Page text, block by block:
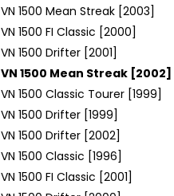
VN 1500 Mean Streak [2003]
VN 1500 FI Classic [2000]
VN 1500 Drifter [2001]
VN 1500 Mean Streak [2002]
VN 1500 Classic Tourer [1999]
VN 1500 Drifter [1999]
VN 1500 Drifter [2002]
VN 1500 Classic [1996]
VN 1500 FI Classic [2001]